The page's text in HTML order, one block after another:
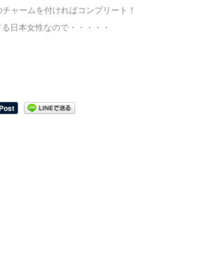
ャームを付ければコンプリート！
日本女性なので・・・・・